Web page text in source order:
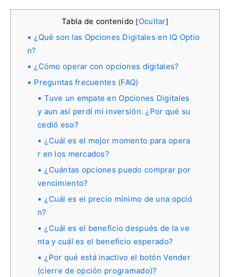
Tabla de contenido [Ocultar]
¿Qué son las Opciones Digitales en IQ Optio
n?
¿Cómo operar con opciones digitales?
Preguntas frecuentes (FAQ)
Tuve un empate en Opciones Digitales
y aun así perdí mi inversión. ¿Por qué su
cedió eso?
¿Cuál es el mejor momento para opera
r en los mercados?
¿Cuántas opciones puedo comprar por
vencimiento?
¿Cuál es el precio mínimo de una opció
n?
¿Cuál es el beneficio después de la ve
nta y cuál es el beneficio esperado?
¿Por qué está inactivo el botón Vender
(cierre de opción programado)?